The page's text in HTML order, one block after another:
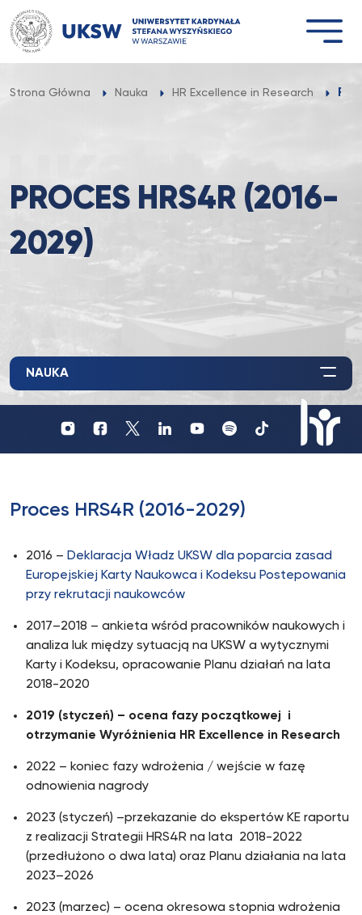
Przejdź
do
treści
Strona Główna Nauka HR Excellence in Research
PROCES HRS4R (2016-
2029)
Profil
UKSW
Profil
UKSW
Profil
Profil
UKSW
YouTube
UKSW
UKSW
TikTok
NAUKA
Proces HRS4R (2016-2029)
2016 – Deklaracja Władz UKSW dla poparcia zasad
Europejskiej Karty Naukowca i Kodeksu Postepowania
przy rekrutacji naukowców
2017–2018 – ankieta wśród pracowników naukowych i
analiza luk między sytuacją na UKSW a wytycznymi
Karty i Kodeksu, opracowanie Planu działań na lata
2018-2020
2019 (styczeń) – ocena fazy początkowej i
otrzymanie Wyróżnienia HR Excellence in Research
2022 – koniec fazy wdrożenia / wejście w fazę
odnowienia nagrody
2023 (styczeń) –przekazanie do ekspertów KE raportu
z realizacji Strategii HRS4R na lata 2018-2022
(przedłużono o dwa lata) oraz Planu działania na lata
2023–2026
2023 (marzec) – ocena okresowa stopnia wdrożenia